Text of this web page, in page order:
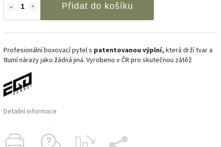
Přidat do košíku
Profesionální boxovací pytel s patentovanou výplní, která drží tvar a
tlumí nárazy jako žádná jiná. Vyrobeno v ČR pro skutečnou zátěž
Detailní informace